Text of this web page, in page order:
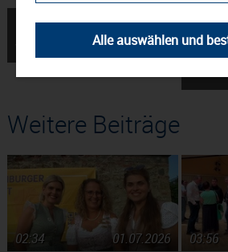
← Josefimarkt in
Weitere Beiträge
01.07.2026
02:34
03:56
Alle auswählen und